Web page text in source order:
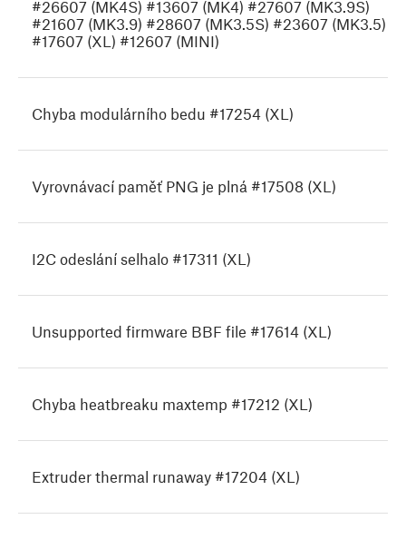
#26607 (MK4S) #13607 (MK4) #27607 (MK3.9S)
#21607 (MK3.9) #28607 (MK3.5S) #23607 (MK3.5)
#17607 (XL) #12607 (MINI)
Chyba modulárního bedu #17254 (XL)
Vyrovnávací paměť PNG je plná #17508 (XL)
I2C odeslání selhalo #17311 (XL)
Unsupported firmware BBF file #17614 (XL)
Chyba heatbreaku maxtemp #17212 (XL)
Extruder thermal runaway #17204 (XL)